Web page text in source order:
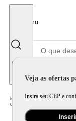
Menu
Veja as ofertas
Insira seu CEP e
Home Brinquedo e Colecionável /
Carrinho de Controle Remoto Infantil